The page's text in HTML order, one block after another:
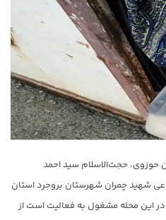
حوزوی، حجت‌الاسلام سید احمد
شهید چمران شهرستان بروجرد استان
این محله مشغول به فعالیت است از